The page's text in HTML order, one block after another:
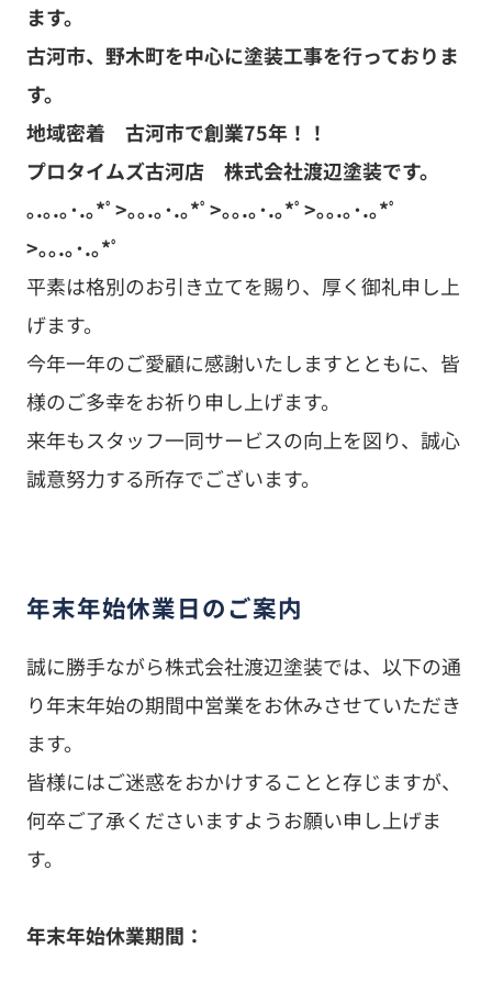
ます。
古河市、野木町を中心に塗装工事を行っておりま
す。
地域密着 古河市で創業75年！！
プロタイムズ古河店 株式会社渡辺塗装です。
｡.｡.｡･.｡*ﾟ>｡｡.｡･.｡*ﾟ>｡｡.｡･.｡*ﾟ>｡｡.｡･.｡*ﾟ
>｡｡.｡･.｡*ﾟ
平素は格別のお引き立てを賜り、厚く御礼申し上
げます。
今年一年のご愛顧に感謝いたしますとともに、皆
様のご多幸をお祈り申し上げます。
来年もスタッフ一同サービスの向上を図り、誠心
誠意努力する所存でございます。
年末年始休業日のご案内
誠に勝手ながら株式会社渡辺塗装では、以下の通
り年末年始の期間中営業をお休みさせていただき
ます。
皆様にはご迷惑をおかけすることと存じますが、
何卒ご了承くださいますようお願い申し上げま
す。
年末年始休業期間：